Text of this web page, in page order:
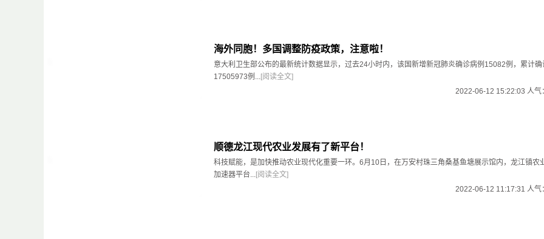
海外同胞！多国调整防疫政策，注意啦！
意大利卫生部公布的最新统计数据显示，过去24小时内，该国新增新冠肺炎确诊病例15082例，累计确
17505973例...[阅读全文]
2022-06-12 15:22:03 人气
顺德龙江现代农业发展有了新平台！
科技赋能，是加快推动农业现代化重要一环。6月10日，在万安村珠三角桑基鱼塘展示馆内，龙江镇农
加速器平台...[阅读全文]
2022-06-12 11:17:31 人气